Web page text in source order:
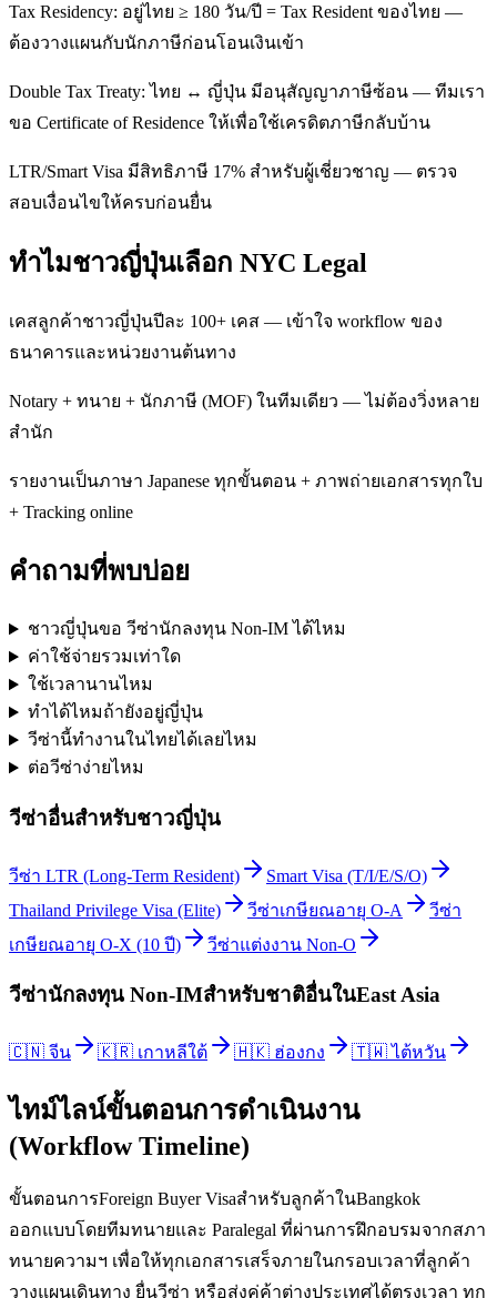
Tax Residency: อยู่ไทย ≥ 180 วัน/ปี = Tax Resident ของไทย —
ต้องวางแผนกับนักภาษีก่อนโอนเงินเข้า
Double Tax Treaty: ไทย ↔ ญี่ปุ่น มีอนุสัญญาภาษีซ้อน — ทีมเรา
ขอ Certificate of Residence ให้เพื่อใช้เครดิตภาษีกลับบ้าน
LTR/Smart Visa มีสิทธิภาษี 17% สำหรับผู้เชี่ยวชาญ — ตรวจ
สอบเงื่อนไขให้ครบก่อนยื่น
ทำไมชาวญี่ปุ่นเลือก NYC Legal
เคสลูกค้าชาวญี่ปุ่นปีละ 100+ เคส — เข้าใจ workflow ของ
ธนาคารและหน่วยงานต้นทาง
Notary + ทนาย + นักภาษี (MOF) ในทีมเดียว — ไม่ต้องวิ่งหลาย
สำนัก
รายงานเป็นภาษา Japanese ทุกขั้นตอน + ภาพถ่ายเอกสารทุกใบ
+ Tracking online
คำถามที่พบบ่อย
ชาวญี่ปุ่นขอ วีซ่านักลงทุน Non-IM ได้ไหม
ค่าใช้จ่ายรวมเท่าใด
ใช้เวลานานไหม
ทำได้ไหมถ้ายังอยู่ญี่ปุ่น
วีซ่านี้ทำงานในไทยได้เลยไหม
ต่อวีซ่าง่ายไหม
วีซ่าอื่นสำหรับชาวญี่ปุ่น
วีซ่า LTR (Long-Term Resident)
Smart Visa (T/I/E/S/O)
Thailand Privilege Visa (Elite)
วีซ่าเกษียณอายุ O-A
วีซ่า
เกษียณอายุ O-X (10 ปี)
วีซ่าแต่งงาน Non-O
วีซ่านักลงทุน Non-IMสำหรับชาติอื่นในEast Asia
🇨🇳 จีน 🇰🇷 เกาหลีใต้ 🇭🇰 ฮ่องกง 🇹🇼 ไต้หวัน
ไทม์ไลน์ขั้นตอนการดำเนินงาน
(Workflow Timeline)
ขั้นตอนการForeign Buyer Visaสำหรับลูกค้าในBangkok
ออกแบบโดยทีมทนายและ Paralegal ที่ผ่านการฝึกอบรมจากสภา
ทนายความฯ เพื่อให้ทุกเอกสารเสร็จภายในกรอบเวลาที่ลูกค้า
วางแผนเดินทาง ยื่นวีซ่า หรือส่งคู่ค้าต่างประเทศได้ตรงเวลา ทุก